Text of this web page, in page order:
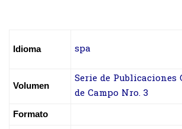
Idioma spa
Volumen
Serie de Publicaciones
de Campo Nro. 3
Formato